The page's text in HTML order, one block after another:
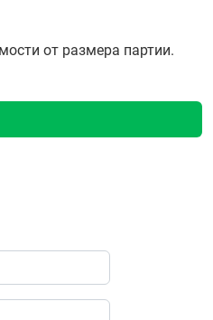
от размера партии.